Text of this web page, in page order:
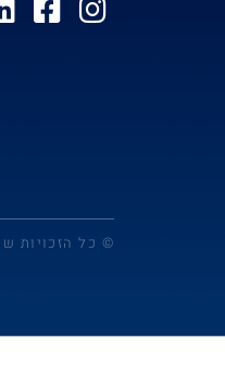
© כל הזכויות